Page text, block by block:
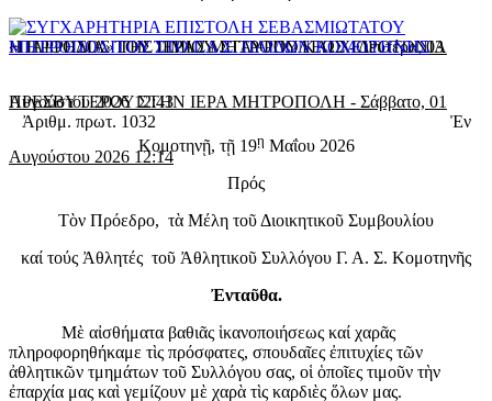
«ΠΑΡΡΗΣΙΑ» ΤΗΣ ΙΕΡΑΣ ΜΗΤΡΟΠΟΛΕΩΣ-Δευτέρα, 03
Αυγούστου 2026 12:43
Η ΠΡΟΟΔΟΣ ΤΟΥ ΤΙΜΙΟΥ ΣΤΑΥΡΟΥ ΚΑΙ ΧΕΙΡΟΤΟΝΙΑ
ΠΡΕΣΒΥΤΕΡΟΥ ΣΤΗΝ ΙΕΡΑ ΜΗΤΡΟΠΟΛΗ - Σάββατο, 01
Αυγούστου 2026 12:14
Ἀριθμ. πρωτ. 1032 Ἐν
Κομοτηνῇ, τῇ 19ῃ Μαΐου 2026
Πρός
Τὸν Πρόεδρο, τὰ Μέλη τοῦ Διοικητικοῦ Συμβουλίου
καί τούς Ἀθλητές τοῦ Ἀθλητικοῦ Συλλόγου Γ. Α. Σ. Κομοτηνῆς
Ἐνταῦθα.
Μὲ αἰσθήματα βαθιᾶς ἱκανοποιήσεως καί χαρᾶς
πληροφορηθήκαμε τὶς πρόσφατες, σπουδαῖες ἐπιτυχίες τῶν
ἀθλητικῶν τμημάτων τοῦ Συλλόγου σας, οἱ ὁποῖες τιμοῦν τὴν
ἐπαρχία μας καὶ γεμίζουν μὲ χαρὰ τὶς καρδιὲς ὅλων μας.